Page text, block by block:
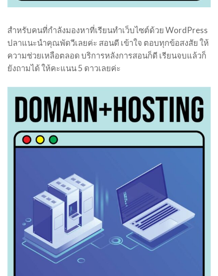
สำหรับคนที่กำลังมองหาที่เรียนทำเว็บไซต์ด้วย WordPress
ปลาแนะนำคุณพัดวีเลยค่ะ สอนดี เข้าใจ ตอบทุกข้อสงสัย ให้
ความช่วยเหลือตลอด บริการหลังการสอนก็ดี เรียนจบแล้วก็
ยังถามได้ ให้คะแนน 5 ดาวเลยค่ะ